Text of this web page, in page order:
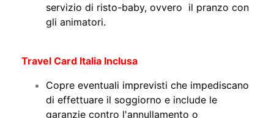
servizio di risto-baby, ovvero il pranzo con
gli animatori.
Travel Card Italia Inclusa
Copre eventuali imprevisti che impediscano
di effettuare il soggiorno e include le
garanzie contro l'annullamento o